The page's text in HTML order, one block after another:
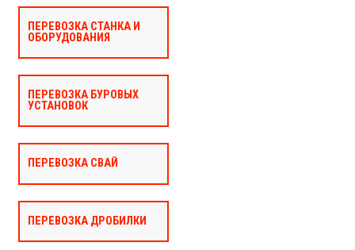
ПЕРЕВОЗКА СТАНКА И
ОБОРУДОВАНИЯ
ПЕРЕВОЗКА БУРОВЫХ
УСТАНОВОК
ПЕРЕВОЗКА СВАЙ
ПЕРЕВОЗКА ДРОБИЛКИ